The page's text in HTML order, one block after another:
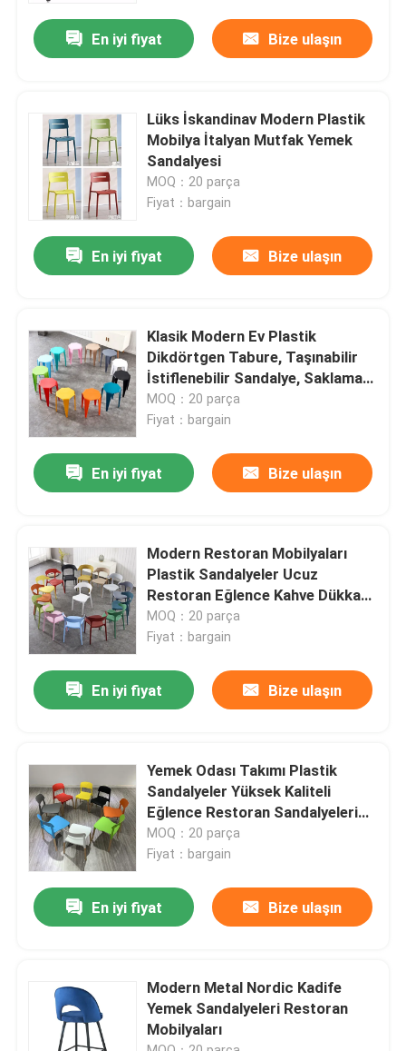
Hakkımızda
Kişiler
Ürünler
Salon mobilyası
Yemek Odası Mobilyaları
Özel TV Dolabı
Bar Taburesi
Özel Sehpalar
En iyi fiyat Bize ulaşın
Lüks İskandinav Modern Plastik
Mobilya İtalyan Mutfak Yemek
Sandalyesi
MOQ：20 parça
Fiyat：bargain
En iyi fiyat Bize ulaşın
Klasik Modern Ev Plastik
Dikdörtgen Tabure, Taşınabilir
İstiflenebilir Sandalye, Saklaması
Kolay
MOQ：20 parça
Fiyat：bargain
En iyi fiyat Bize ulaşın
Modern Restoran Mobilyaları
Plastik Sandalyeler Ucuz
Restoran Eğlence Kahve Dükkanı
Plastik Sandalyeleri İstifleyebilir
MOQ：20 parça
Fiyat：bargain
En iyi fiyat Bize ulaşın
Yemek Odası Takımı Plastik
Sandalyeler Yüksek Kaliteli
Eğlence Restoran Sandalyeleri
Modern Ev Mobilyaları
MOQ：20 parça
Fiyat：bargain
En iyi fiyat Bize ulaşın
Modern Metal Nordic Kadife
Yemek Sandalyeleri Restoran
Mobilyaları